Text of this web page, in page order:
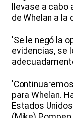
llevase a
de Whelan a la
'Se le negó la
evidencias, se
para Whelan.
Estados